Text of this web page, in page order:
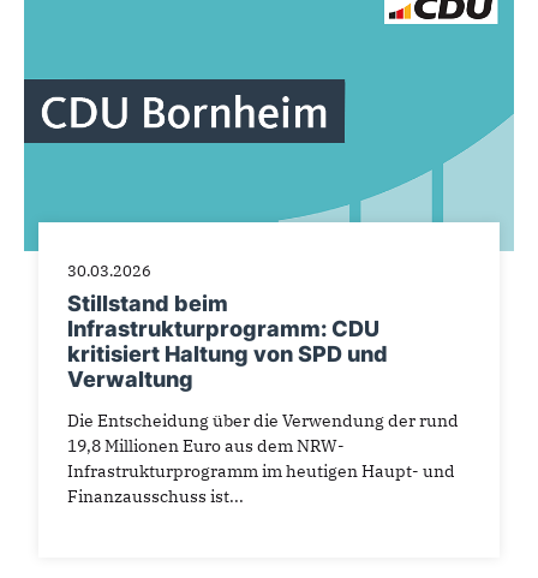
30.03.2026
Stillstand beim
Infrastrukturprogramm: CDU
kritisiert Haltung von SPD und
Verwaltung
Die Entscheidung über die Verwendung der rund
19,8 Millionen Euro aus dem NRW-
Infrastrukturprogramm im heutigen Haupt- und
Finanzausschuss ist...